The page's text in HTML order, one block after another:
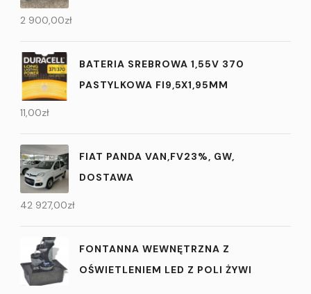
2 900,00zł
BATERIA SREBROWA 1,55V 370
PASTYLKOWA FI9,5X1,95MM
11,00zł
FIAT PANDA VAN,FV23%, GW,
DOSTAWA
42 927,00zł
FONTANNA WEWNĘTRZNA Z
OŚWIETLENIEM LED Z POLI ŻYWI